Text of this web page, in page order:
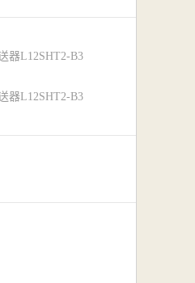
器L12SHT2-B3
器L12SHT2-B3